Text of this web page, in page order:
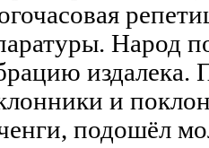
Народ
издалека.
и
подошёл